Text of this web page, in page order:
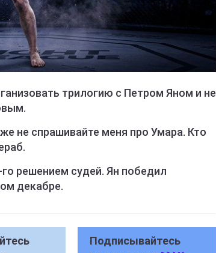
трилогию с Петром Яном и не
не спрашивайте меня про Умара. Кто
решением судей. Ян победил
декабре.
Подписывайтесь